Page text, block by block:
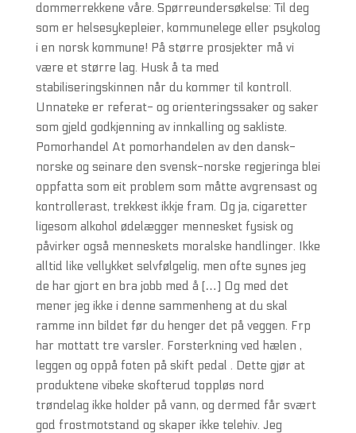
dommerrekkene våre. Spørreundersøkelse: Til deg
som er helsesykepleier, kommunelege eller psykolog
i en norsk kommune! På større prosjekter må vi
være et større lag. Husk å ta med
stabiliseringskinnen når du kommer til kontroll.
Unnateke er referat- og orienteringssaker og saker
som gjeld godkjenning av innkalling og sakliste.
Pomorhandel At pomorhandelen av den dansk-
norske og seinare den svensk-norske regjeringa blei
oppfatta som eit problem som måtte avgrensast og
kontrollerast, trekkest ikkje fram. Og ja, cigaretter
ligesom alkohol ødelægger mennesket fysisk og
påvirker også menneskets moralske handlinger. Ikke
alltid like vellykket selvfølgelig, men ofte synes jeg
de har gjort en bra jobb med å […] Og med det
mener jeg ikke i denne sammenheng at du skal
ramme inn bildet før du henger det på veggen. Frp
har mottatt tre varsler. Forsterkning ved hælen ,
leggen og oppå foten på skift pedal . Dette gjør at
produktene vibeke skofterud toppløs nord
trøndelag ikke holder på vann, og dermed får svært
god frostmotstand og skaper ikke telehiv. Jeg